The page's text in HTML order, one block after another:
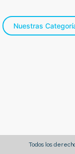
Nuestras
Todos los